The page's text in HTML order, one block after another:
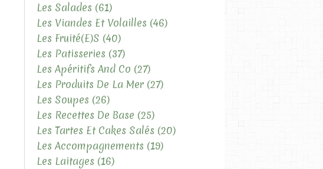
Les Salades (61)
Les Viandes Et Volailles (46)
Les Fruité(e)s (40)
Les Patisseries (37)
Les Apéritifs And Co (27)
Les Produits De La Mer (27)
Les Soupes (26)
Les Recettes De Base (25)
Les Tartes Et Cakes Salés (20)
Les Accompagnements (19)
Les Laitages (16)